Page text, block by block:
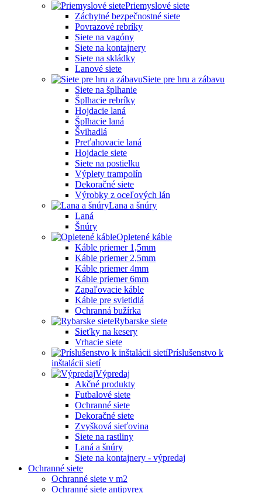
Priemyslové siete
Záchytné bezpečnostné siete
Povrazové rebríky
Siete na vagóny
Siete na kontajnery
Siete na skládky
Lanové siete
Siete pre hru a zábavu
Siete na šplhanie
Šplhacie rebríky
Hojdacie laná
Šplhacie laná
Švihadlá
Preťahovacie laná
Hojdacie siete
Siete na postielku
Výplety trampolín
Dekoračné siete
Výrobky z oceľových lán
Lana a šnúry
Laná
Šnúry
Opletené káble
Káble priemer 1,5mm
Káble priemer 2,5mm
Káble priemer 4mm
Káble priemer 6mm
Zapaľovacie káble
Káble pre svietidlá
Ochranná bužírka
Rybarske siete
Sieťky na kesery
Vrhacie siete
Príslušenstvo k
inštalácii sietí
Výpredaj
Akčné produkty
Futbalové siete
Ochranné siete
Dekoračné siete
Zvyšková sieťovina
Siete na rastliny
Laná a šnúry
Siete na kontajnery - výpredaj
Ochranné siete
Ochranné siete v m2
Ochranné siete antipyrex